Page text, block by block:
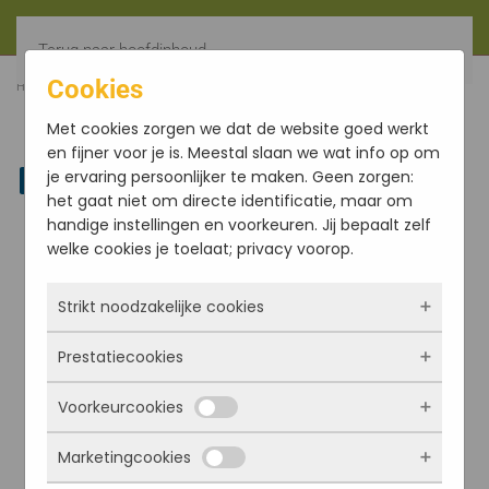
Terug naar hoofdinhoud
HOME FILTER
Linkedin
Cookies
Met cookies zorgen we dat de website goed werkt
en fijner voor je is. Meestal slaan we wat info op om
je ervaring persoonlijker te maken. Geen zorgen:
het gaat niet om directe identificatie, maar om
handige instellingen en voorkeuren. Jij bepaalt zelf
welke cookies je toelaat; privacy voorop.
Strikt noodzakelijke cookies
Deze cookies zorgen ervoor dat de website
überhaupt werkt. Ze zijn dus altijd actief en
kunnen niet worden uitgezet. Meestal worden
ze alleen geplaatst als jij iets doet, zoals
inloggen, een formulier invullen of je
Prestatiecookies
Met deze cookies zien we hoe vaak onze site
bezocht wordt, waar bezoekers vandaan
komen en welke pagina’s populair zijn. Zo
Voorkeurcookies
Deze cookies onthouden jouw voorkeuren.
Marketingcookies